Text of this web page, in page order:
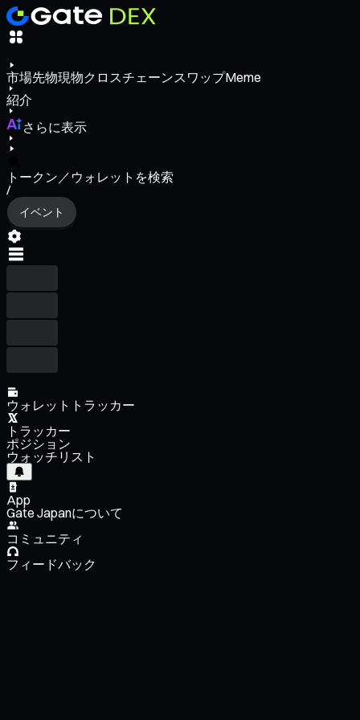
市場先物現物クロスチェーンスワップMeme
紹介
さらに表示
トークン／ウォレットを検索
/
イベント
ウォレットトラッカー
トラッカー
ポジション
ウォッチリスト
App
Gate Japanについて
コミュニティ
フィードバック